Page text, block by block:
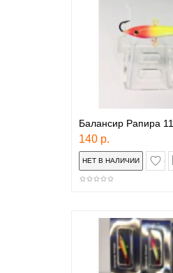
Балансир Рапира
140 р.